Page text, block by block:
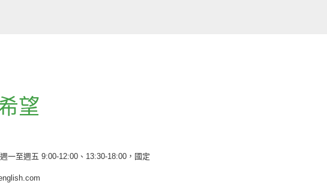
望
一至週五 9:00-12:00、13:30-18:00，國定